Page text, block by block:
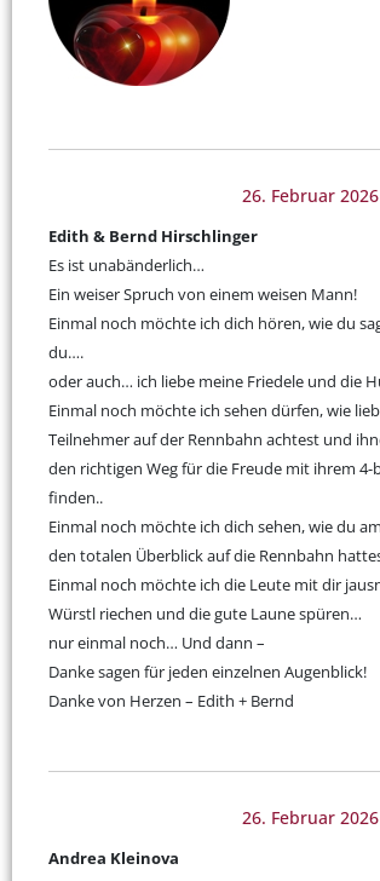
26. Februar
Edith & Bernd Hirschlinger
Es ist unabänderlich…
Ein weiser Spruch von einem weisen Mann!
Einmal noch möchte ich dich hören, wie du
du….
oder auch… ich liebe meine Friedele und die
Einmal noch möchte ich sehen dürfen, wie
Teilnehmer auf der Rennbahn achtest und
den richtigen Weg für die Freude mit ihrem 4-
finden..
Einmal noch möchte ich dich sehen, wie du
den totalen Überblick auf die Rennbahn
Einmal noch möchte ich die Leute mit dir
Würstl riechen und die gute Laune spüren…
nur einmal noch… Und dann –
Danke sagen für jeden einzelnen Augenblick!
Danke von Herzen – Edith + Bernd
26. Februar
Andrea Kleinova